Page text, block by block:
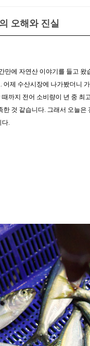
오해와 진실
만에 자연산 이야기를 들고 왔
제 수산시장에 나가봤더니
까지 전어 소비량이 년 중 최
것 같습니다. 그래서 오늘은
.